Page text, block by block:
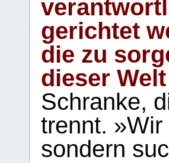
gerichtet
die zu
dieser
Schranke,
trennt.
sondern